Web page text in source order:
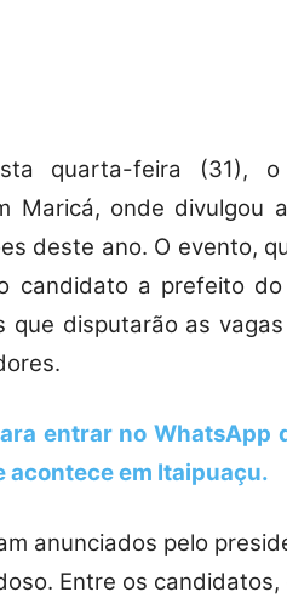
quarta-feira (31),
Maricá, onde divulgou
deste ano. O evento,
candidato a prefeito
que disputarão as
entrar no WhatsApp
acontece em Itaipuaçu.
anunciados pelo
Entre os